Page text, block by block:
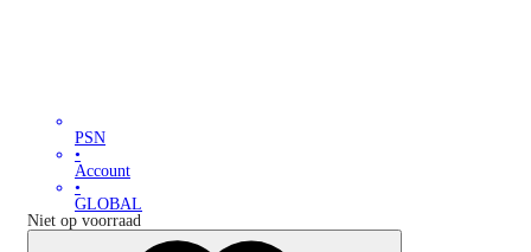
PSN
•
Account
•
GLOBAL
Niet op voorraad